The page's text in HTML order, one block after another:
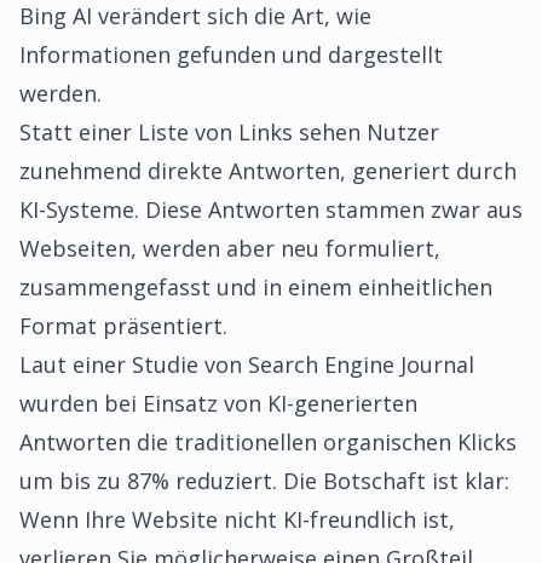
Bing AI verändert sich die Art, wie
Informationen gefunden und dargestellt
werden.
Statt einer Liste von Links sehen Nutzer
zunehmend direkte Antworten, generiert durch
KI-Systeme. Diese Antworten stammen zwar aus
Webseiten, werden aber neu formuliert,
zusammengefasst und in einem einheitlichen
Format präsentiert.
Laut einer Studie von Search Engine Journal
wurden bei Einsatz von KI-generierten
Antworten die traditionellen organischen Klicks
um bis zu 87% reduziert. Die Botschaft ist klar:
Wenn Ihre Website nicht KI-freundlich ist,